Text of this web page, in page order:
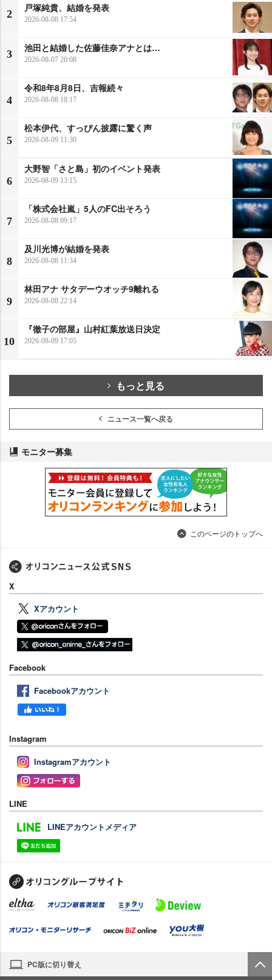
2
戸塚純貴、結婚を発表
2026-08-08 17:54
3
池田と結婚した佐藤佳奈アナとは…
2026-08-07 20:08
4
令和8年8月8日、吉報続々
2026-08-08 18:17
5
松本伊代、すっぴん披露に驚く声
2026-08-09 11:30
6
大野智「さと島」初のイベント発表
2026-08-09 13:15
7
「株式会社嵐」5人のFC出そろう
2026-08-08 09:17
8
及川光博が結婚を発表
2026-08-08 11:34
9
林田アナ サタデーウオッチ9離れる
2026-08-08 22:14
10
『徹子の部屋』山村紅葉放送日決定
2026-08-09 17:05
もっと見る
ニュース一覧へ戻る
モニター募集
このページのトップへ
X
Xアカウント
Facebook
Facebookアカウント
Instagram
Instagramアカウント
LINE
LINEアカウントメディア
PC版に切り替え